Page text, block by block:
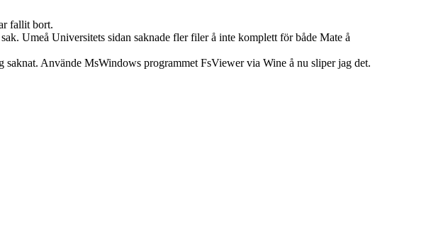
fallit bort.
Umeå Universitets sidan saknade fler filer å inte komplett för både Mate å
Använde MsWindows programmet FsViewer via Wine å nu sliper jag det.